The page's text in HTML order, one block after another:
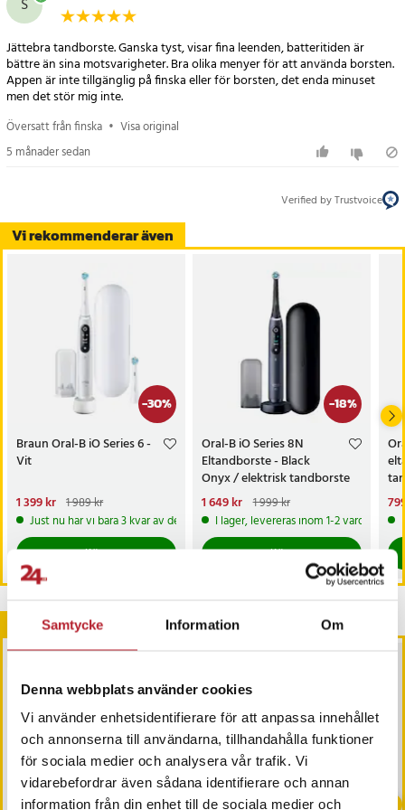
Samtycke Information Om
Denna webbplats använder cookies
Vi använder enhetsidentifierare för att anpassa innehållet
och annonserna till användarna, tillhandahålla funktioner
för sociala medier och analysera vår trafik. Vi
vidarebefordrar även sådana identifierare och annan
information från din enhet till de sociala medier och
Med medföljande laddare, borsthuvud och ett hårt resefodral blir
tandborsten enkel att ta med och använda i olika sammanhang.
- Målgrupp: Vuxen
- Borstlägen: Daglig vård, Gum omsorg, Intensiv, Känslig
- Timer: Ja, 2 minuter
- Appstöd: Ja
- Strömkälla: Inbyggt uppladdningsbart batteri
- Borstform: Rund
- Indikatorer: Kontrollampa, laddningsindikator
- Medföljande tillbehör: 1 handtag, 1 borsthuvud, laddare, hårt
resefodral, bruksanvisning
Artikelnummer:127468
Vi rekommenderar även
-30%
Braun Oral-B iO Series 6 -
Vit
Nuvarande pris:
1 399 krTidigare pris:1 989 kr
1 399 kr 1 989 kr
Just nu har vi bara 3 kvar av denna produkt
Köp
-18%
Oral-B iO Series 8N
Eltandborste - Black
Onyx / elektrisk tandborste
med magnetisk teknik /
smart tandborste med app
Nuvarande pris:
1 649 krTidigare pris:1 999 kr
1 649 kr 1 999 kr
I lager, levereras inom 1-2 vardagar
Köp
S
Jättebra tandborste. Ganska tyst, visar fina leenden, batteritiden är
bättre än sina motsvarigheter. Bra olika menyer för att använda borsten.
Appen är inte tillgänglig på finska eller för borsten, det enda minuset
men det stör mig inte.
Översatt från finska • Visa original
5 månader sedan
Verified by Trustvoice
Andra köpte också
-21%